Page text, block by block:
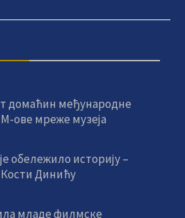
домаћин међународне
ове мреже музеја
обележило историју –
Динићу
младе филмске